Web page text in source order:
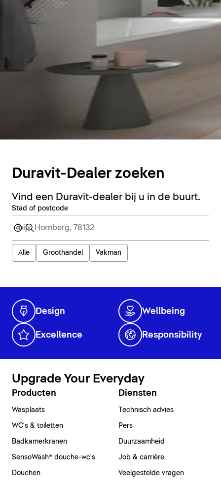
Duravit-Dealer zoeken
Vind een Duravit-dealer bij u in de buurt.
Stad of postcode
Alle Groothandel Vakman
Design Wellbeing
Excellence Responsibility
Upgrade Your Everyday
Producten
Wasplaats
WC's & toiletten
Badkamerkranen
SensoWash® douche-wc's
Douchen
Diensten
Technisch advies
Pers
Duurzaamheid
Job & carrière
Veelgestelde vragen